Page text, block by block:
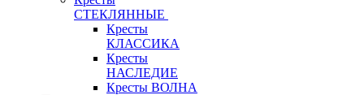
СТЕКЛЯННЫЕ
Кресты
КЛАССИКА
Кресты
НАСЛЕДИЕ
Кресты ВОЛНА